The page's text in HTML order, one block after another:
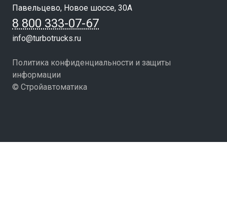
Павельцево, Новое шоссе, 30А
8 800 333-07-67
info@turbotrucks.ru
Политика конфиденциальности и защиты
информации
© Стройавтоматика